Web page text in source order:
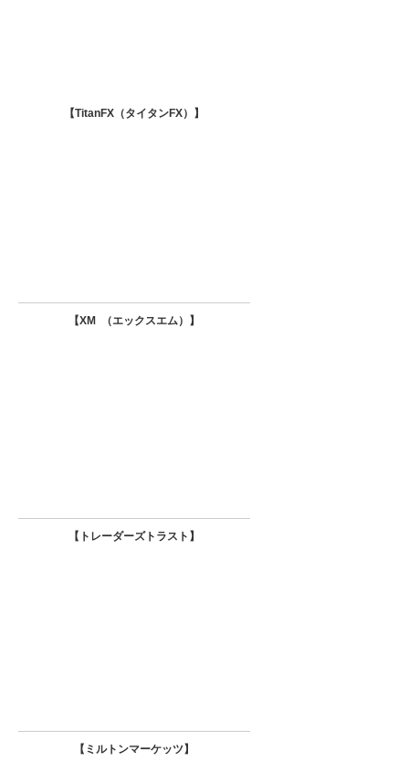
【TitanFX（タイタンFX） 】
【XM （エックスエム） 】
【トレーダーズトラスト 】
【 ミルトンマーケッツ】